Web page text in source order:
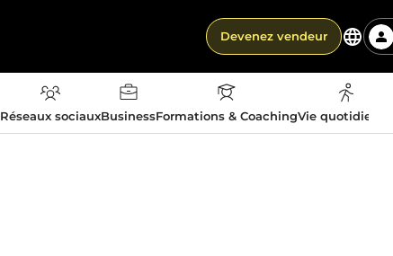
Devenez vendeur
Réseaux sociauxBusinessFormations & CoachingVie